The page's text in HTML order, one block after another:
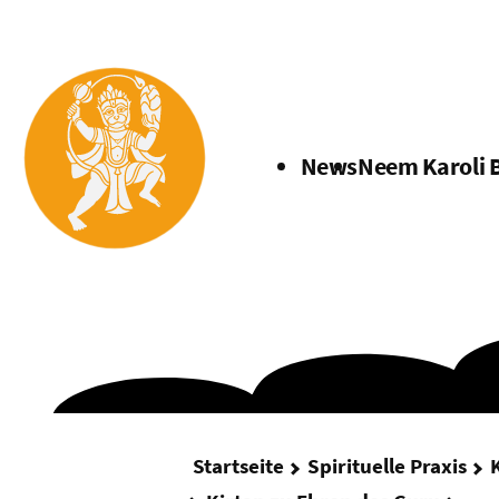
Menü
NewsNeem Karoli
Startseite Spirituelle Praxis